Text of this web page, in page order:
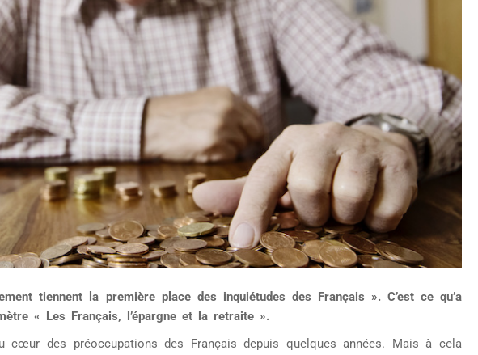
tiennent la première place des inquiétudes des Français ». C’est ce qu’a
« Les Français, l’épargne et la retraite ».
cœur des préoccupations des Français depuis quelques années. Mais à cela